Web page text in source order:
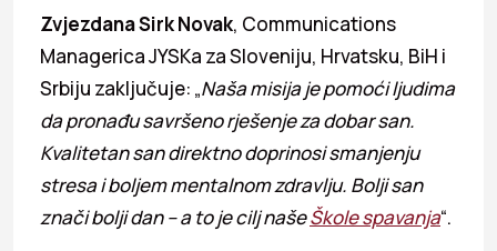
Zvjezdana Sirk Novak, Communications
Managerica JYSKa za Sloveniju, Hrvatsku, BiH i
Srbiju zaključuje: „Naša misija je pomoći ljudima
da pronađu savršeno rješenje za dobar san.
Kvalitetan san direktno doprinosi smanjenju
stresa i boljem mentalnom zdravlju. Bolji san
znači bolji dan – a to je cilj našeŠkole spavanja“.